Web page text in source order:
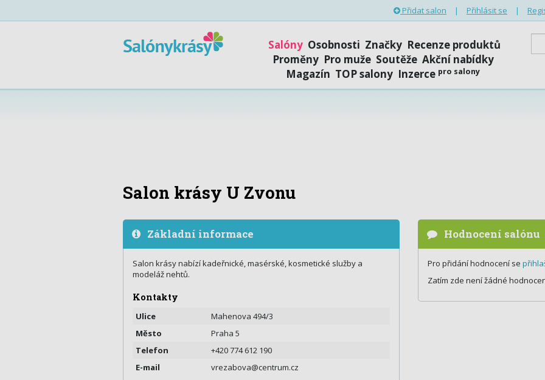
Přidat salon | Přihlásit se |
Salóny Osobnosti Značky Recenze produktů
Proměny Pro muže Soutěže Akční nabídky
Magazín TOP salony Inzerce pro salony
Salon krásy U Zvonu
Základní informace
Salon krásy nabízí kadeřnické, masérské, kosmetické služby a
modeláž nehtů.
Kontakty
Ulice
Mahenova 494/3
Město
Praha 5
Telefon
+420 774 612 190
E-mail
vrezabova@centrum.cz
Hodnocení salónu
Pro přidání hodnocení se
Zatím zde není žádné